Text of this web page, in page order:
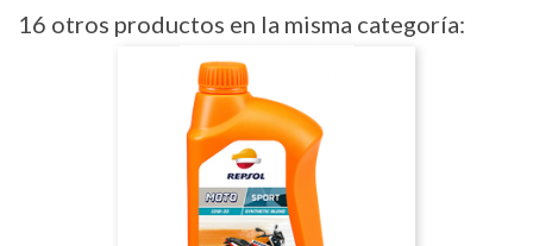
16 otros productos en la misma categoría: